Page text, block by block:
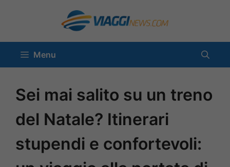
contenuto
Menu
Sei mai salito su un treno
del Natale? Itinerari
stupendi e confortevoli: